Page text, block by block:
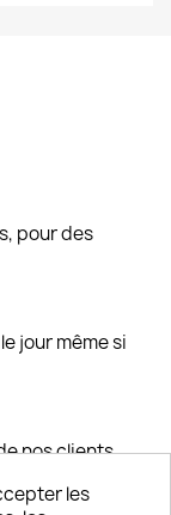
pour des
jour même si
nos clients
les